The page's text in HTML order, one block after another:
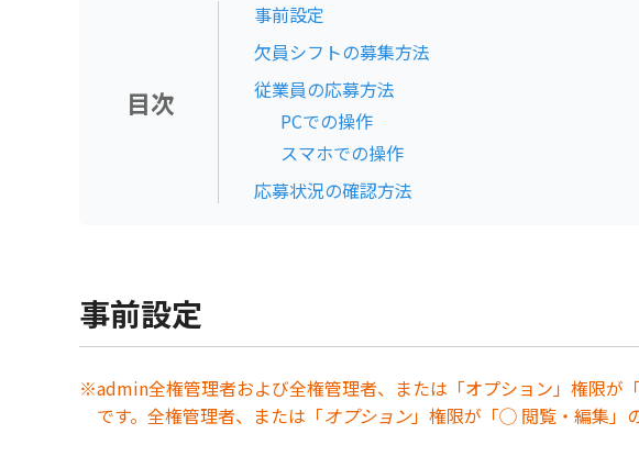
目次
事前設定
欠員シフトの募集方法
従業員の応募方法
PCでの操作
スマホでの操作
応募状況の確認方法
事前設定
※admin全権管理者および全権管理者、または「オプション」権限が
です。全権管理者、または「オプション」権限が「◯ 閲覧・編集」